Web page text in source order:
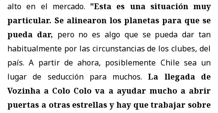
alto en el mercado. "Esta es una situación muy
particular. Se alinearon los planetas para que se
pueda dar, pero no es algo que se pueda dar tan
habitualmente por las circunstancias de los clubes, del
país. A partir de ahora, posiblemente Chile sea un
lugar de seducción para muchos.La llegada de
Vozinha a Colo Colo va a ayudar mucho a abrir
puertas a otras estrellas y hay que trabajar sobre